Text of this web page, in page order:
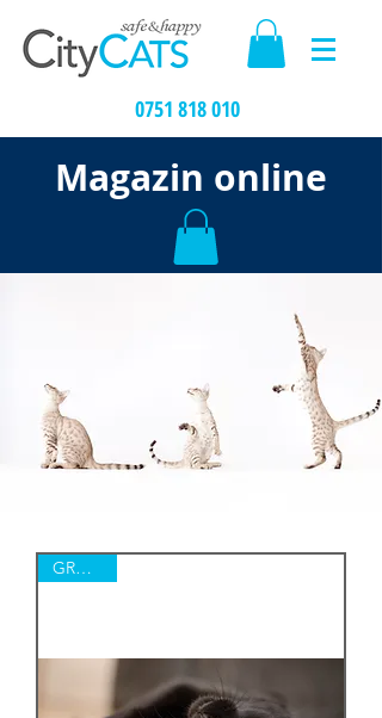
0751 818 010
Magazin online
GRATUIT